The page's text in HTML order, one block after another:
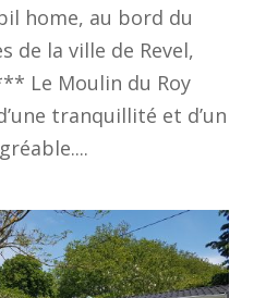
home, au bord du
de la ville de Revel,
Le Moulin du Roy
tranquillité et d’un